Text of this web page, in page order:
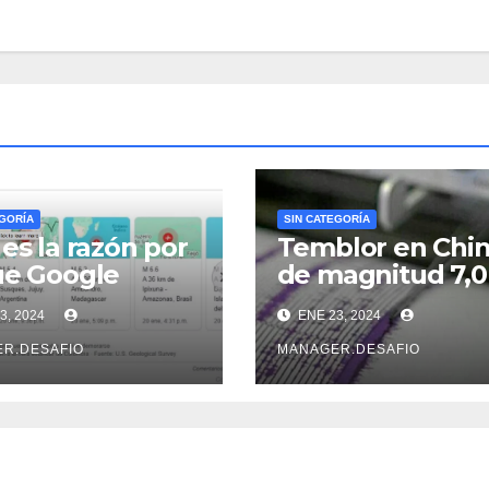
la razón por
Google
sobre un
antes que el
Geológico
2024
SIN CATEGORÍA
Temblor en
de magnitud 7,0
sacudió la
de Xinjiang
ENE 23, 2024
MANAGER.DESAFIO